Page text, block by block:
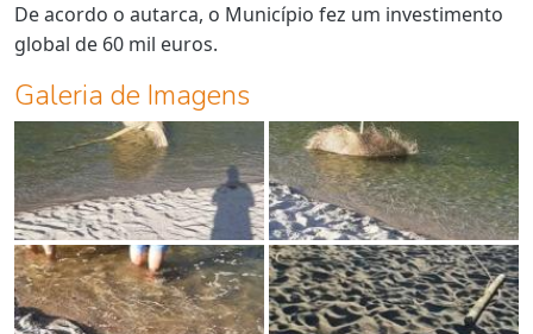
De acordo o autarca, o Município fez um investimento
global de 60 mil euros.
Galeria de Imagens